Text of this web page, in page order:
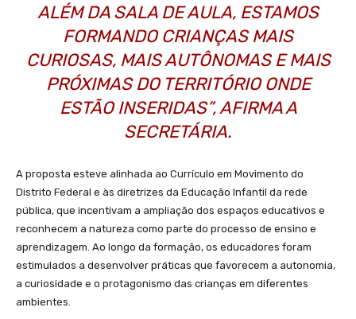
ALÉM DA SALA DE AULA, ESTAMOS
FORMANDO CRIANÇAS MAIS
CURIOSAS, MAIS AUTÔNOMAS E MAIS
PRÓXIMAS DO TERRITÓRIO ONDE
ESTÃO INSERIDAS”, AFIRMA A
SECRETÁRIA.
A proposta esteve alinhada ao Currículo em Movimento do
Distrito Federal e às diretrizes da Educação Infantil da rede
pública, que incentivam a ampliação dos espaços educativos e
reconhecem a natureza como parte do processo de ensino e
aprendizagem. Ao longo da formação, os educadores foram
estimulados a desenvolver práticas que favorecem a autonomia,
a curiosidade e o protagonismo das crianças em diferentes
ambientes.